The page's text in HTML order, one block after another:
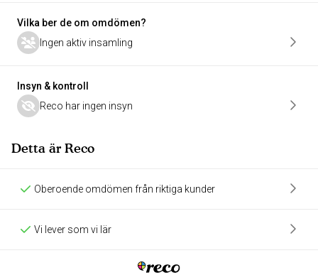
Vilka ber de om omdömen?
Ingen aktiv insamling
Insyn & kontroll
Reco har ingen insyn
Detta är Reco
Oberoende omdömen från riktiga kunder
Vi lever som vi lär